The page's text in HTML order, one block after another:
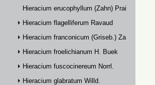
Hieracium erucophyllum (Zahn) Prain
Hieracium flagelliferum Ravaud
Hieracium franconicum (Griseb.) Zahn
Hieracium froelichianum H. Buek
Hieracium fuscocinereum Norrl.
Hieracium glabratum Willd.